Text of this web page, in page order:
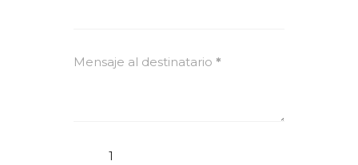
Mensaje al destinatario *
Masaje